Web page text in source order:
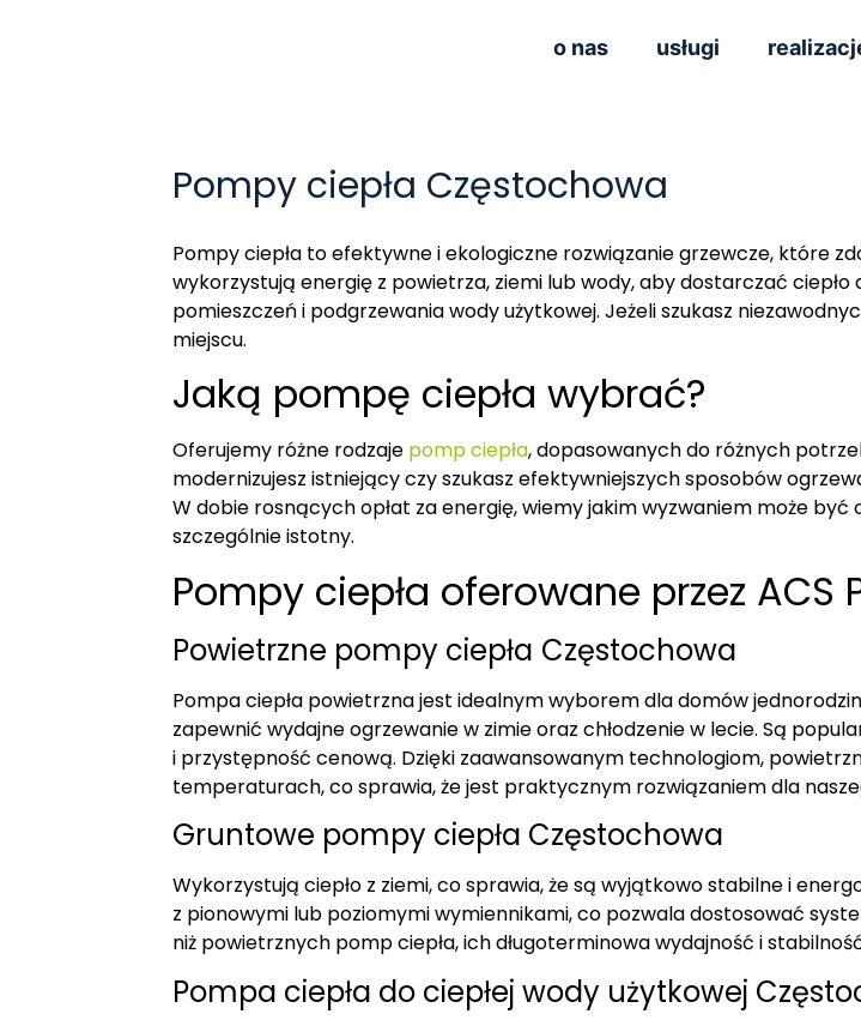
o nas usługi
Pompy ciepła Częstochowa
Pompy ciepła to efektywne i ekologiczne rozwiązanie grzewcze, które
wykorzystują energię z powietrza, ziemi lub wody, aby dostarczać ciepło
pomieszczeń i podgrzewania wody użytkowej. Jeżeli szukasz
miejscu.
Jaką pompę ciepła wybrać?
Oferujemy różne rodzaje pomp ciepła, dopasowanych do różnych
modernizujesz istniejący czy szukasz efektywniejszych sposobów
W dobie rosnących opłat za energię, wiemy jakim wyzwaniem może
szczególnie istotny.
Pompy ciepła oferowane przez ACS
Powietrzne pompy ciepła Częstochowa
Pompa ciepła powietrzna jest idealnym wyborem dla domów
zapewnić wydajne ogrzewanie w zimie oraz chłodzenie w lecie. Są
i przystępność cenową. Dzięki zaawansowanym technologiom,
temperaturach, co sprawia, że jest praktycznym rozwiązaniem dla
Gruntowe pompy ciepła Częstochowa
Wykorzystują ciepło z ziemi, co sprawia, że są wyjątkowo stabilne i
z pionowymi lub poziomymi wymiennikami, co pozwala dostosować
niż powietrznych pomp ciepła, ich długoterminowa wydajność i
Pompa ciepła do ciepłej wody użytkowej